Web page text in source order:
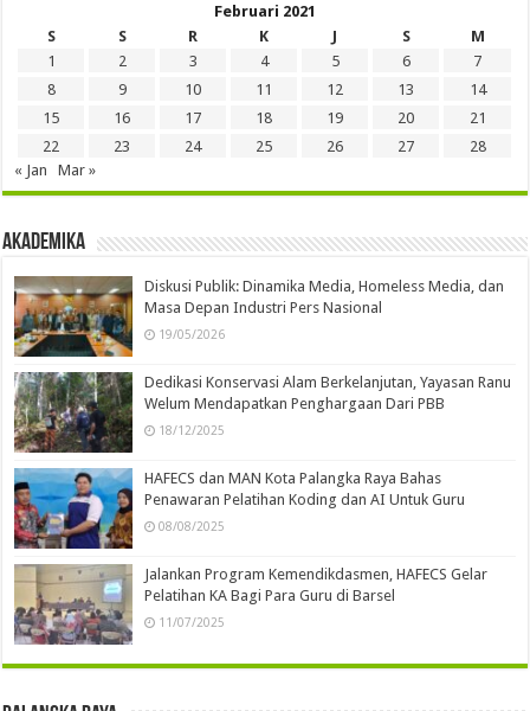
Februari 2021
S
S R K J S
M
1
2 3 4 5 6
7
8
9 10 11 12 13
14
15
16 17 18 19 20
21
22
23 24 25 26 27
28
« Jan
Mar »
Akademika
Diskusi Publik: Dinamika Media, Homeless Media, dan
Masa Depan Industri Pers Nasional
19/05/2026
Dedikasi Konservasi Alam Berkelanjutan, Yayasan Ranu
Welum Mendapatkan Penghargaan Dari PBB
18/12/2025
HAFECS dan MAN Kota Palangka Raya Bahas
Penawaran Pelatihan Koding dan AI Untuk Guru
08/08/2025
Jalankan Program Kemendikdasmen, HAFECS Gelar
Pelatihan KA Bagi Para Guru di Barsel
11/07/2025